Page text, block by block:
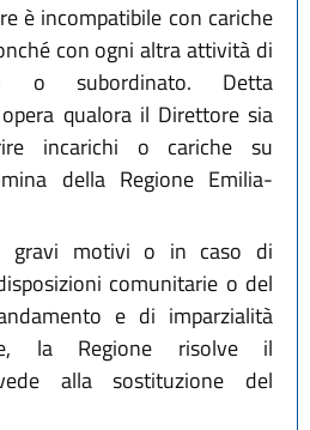
è incompatibile con cariche
con ogni altra attività di
o subordinato. Detta
qualora il Direttore sia
incarichi o cariche su
della Regione Emilia-
gravi motivi o in caso di
comunitarie o del
e di imparzialità
la Regione risolve il
alla sostituzione del